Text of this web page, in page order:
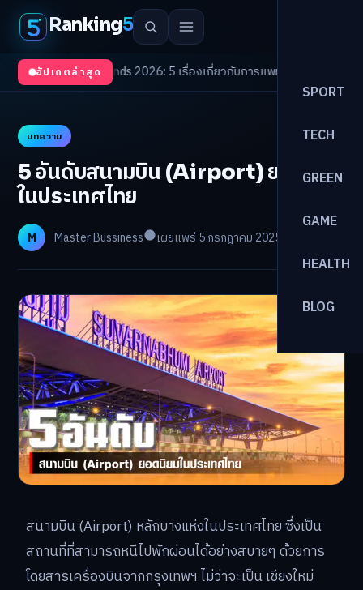
Ranking5
SPORT
TECH
GREEN
GAME
HEALTH
BLOG
อัปเดตล่าสุด
Health Trends 2026: 5 เรื่องเกี่ยวกับการแพทย์ที่ควรรู้/ดอกเบี้ยขาขึ้นรอบ
บทความ
5 อันดับสนามบิน (Airport) ยอดนิยม
ในประเทศไทย
M Master Bussiness เผยแพร่ 5 กรกฎาคม 2025
สนามบิน (Airport) หลักบางแห่งในประเทศไทย ซึ่งเป็น
สถานที่ที่สามารถหนีไปพักผ่อนได้อย่างสบายๆ ด้วยการ
โดยสารเครื่องบินจากกรุงเทพฯ ไม่ว่าจะเป็น เชียงใหม่